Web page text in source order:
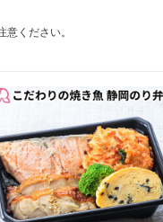
ください。